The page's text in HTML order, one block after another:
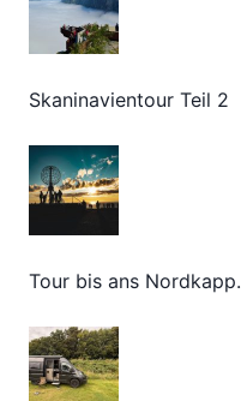
Skaninavientour Teil 2
Tour bis ans Nordkapp.